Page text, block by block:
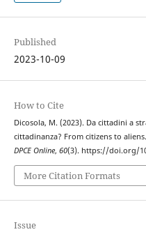
Published
2023-10-09
How to Cite
Dicosola, M. (2023). Da cittadini a
cittadinanza? From citizens to
DPCE Online, 60(3). https://doi.org/
More Citation Formats
Issue